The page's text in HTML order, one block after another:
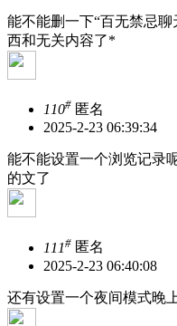
能不能删一下“百无禁忌
西和无关内容了*
110# 匿名
2025-2-23 06:39:34
能不能设置一个浏览记录
的文了
111# 匿名
2025-2-23 06:40:08
还有设置一个夜间模式晚